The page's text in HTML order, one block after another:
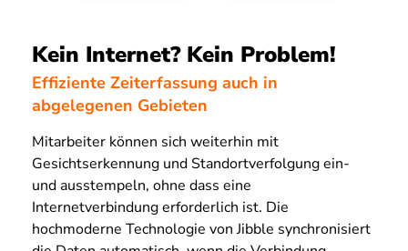
Kein Internet? Kein Problem!
Effiziente Zeiterfassung auch in
abgelegenen Gebieten
Mitarbeiter können sich weiterhin mit
Gesichtserkennung und Standortverfolgung ein-
und ausstempeln, ohne dass eine
Internetverbindung erforderlich ist. Die
hochmoderne Technologie von Jibble synchronisiert